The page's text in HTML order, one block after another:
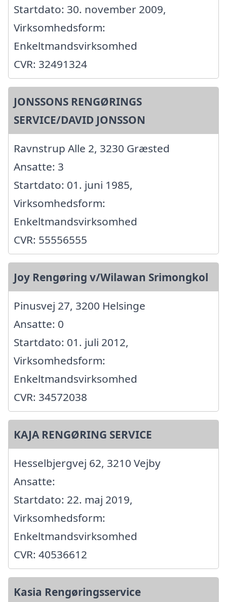
Startdato: 30. november 2009,
Virksomhedsform:
Enkeltmandsvirksomhed
CVR: 32491324
JONSSONS RENGØRINGS
SERVICE/DAVID JONSSON
Ravnstrup Alle 2, 3230 Græsted
Ansatte: 3
Startdato: 01. juni 1985,
Virksomhedsform:
Enkeltmandsvirksomhed
CVR: 55556555
Joy Rengøring v/Wilawan Srimongkol
Pinusvej 27, 3200 Helsinge
Ansatte: 0
Startdato: 01. juli 2012,
Virksomhedsform:
Enkeltmandsvirksomhed
CVR: 34572038
KAJA RENGØRING SERVICE
Hesselbjergvej 62, 3210 Vejby
Ansatte:
Startdato: 22. maj 2019,
Virksomhedsform:
Enkeltmandsvirksomhed
CVR: 40536612
Kasia Rengøringsservice